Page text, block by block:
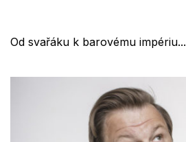
Od svařáku k barovému impériu...